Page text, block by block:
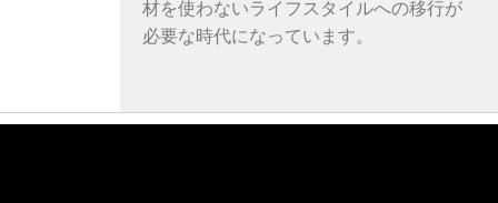
材を使わないライフスタイルへの移行が
必要な時代になっています。